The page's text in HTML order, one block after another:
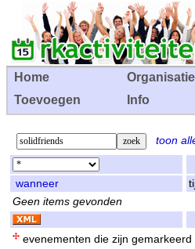
Home Organisatie
Toevoegen
Info
toon
wanneer
Geen items gevonden
evenementen die zijn